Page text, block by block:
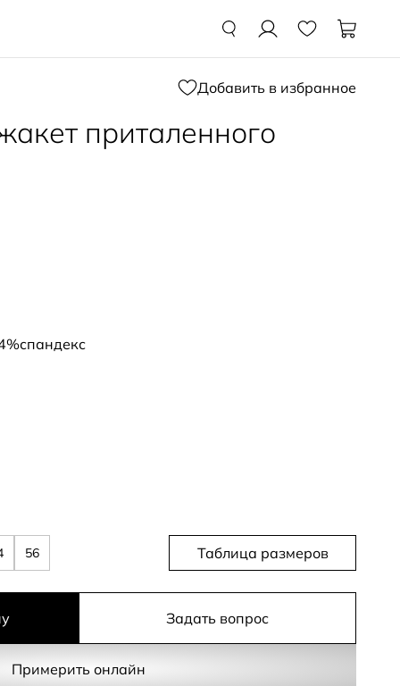
Добавить в избранное
приталенного
56 Таблица размеров
Задать вопрос
Примерить онлайн